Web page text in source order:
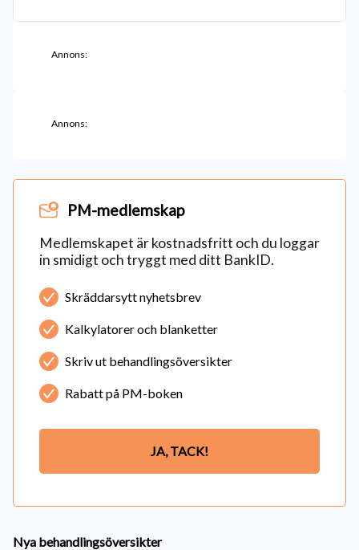
Annons:
Annons:
PM-medlemskap
Medlemskapet är kostnadsfritt och du loggar
in smidigt och tryggt med ditt BankID.
Skräddarsytt nyhetsbrev
Kalkylatorer och blanketter
Skriv ut behandlingsöversikter
Rabatt på PM-boken
JA, TACK!
Nya behandlingsöversikter